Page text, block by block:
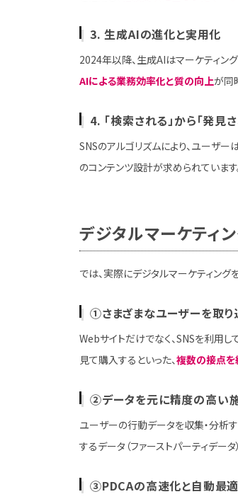
3. 生成AIの進化と実用化
2024年以降、生成AIはマーケティン
AIによる業務効率化と質の向上が同
4. 「検索される」から「発見
SNSのアルゴリズムにより、ユーザー
のコンテンツ設計が求められています
デジタルマーケティ
では、実際にデジタルマーケティング
①さまざまなユーザーを取り
Webサイトだけでなく、SNSを利用
見て購入するといった、複数の接点
②データを元に精度の高い
ユーザーの行動データを収集・分析
するデータ（ファーストパーティデータ
③PDCAの高速化と自動最